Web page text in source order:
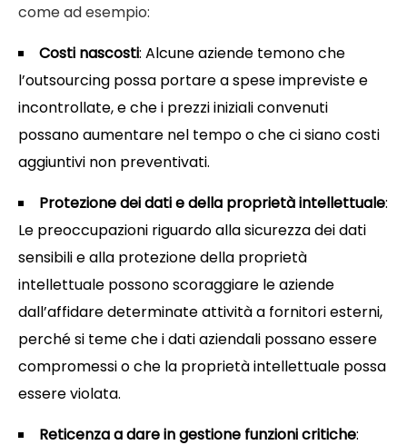
come ad esempio:
Costi nascosti: Alcune aziende temono che
l’outsourcing possa portare a spese impreviste e
incontrollate, e che i prezzi iniziali convenuti
possano aumentare nel tempo o che ci siano costi
aggiuntivi non preventivati.
Protezione dei dati e della proprietà intellettuale:
Le preoccupazioni riguardo alla sicurezza dei dati
sensibili e alla protezione della proprietà
intellettuale possono scoraggiare le aziende
dall’affidare determinate attività a fornitori esterni,
perché si teme che i dati aziendali possano essere
compromessi o che la proprietà intellettuale possa
essere violata.
Reticenza a dare in gestione funzioni critiche: